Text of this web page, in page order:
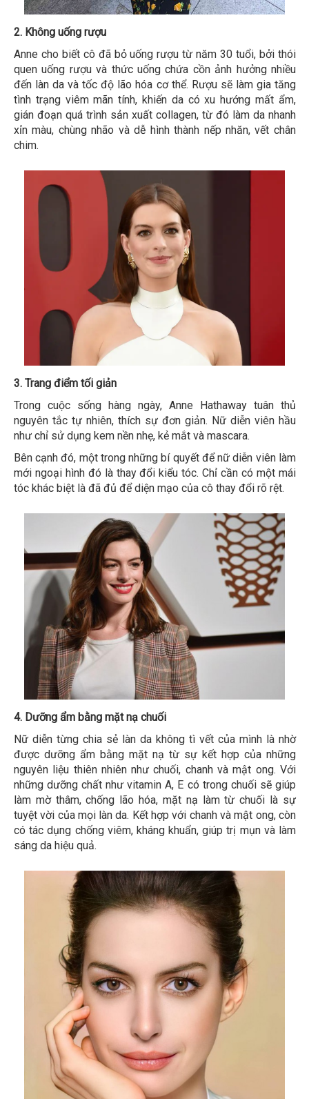
2. Không uống rượu
Anne cho biết cô đã bỏ uống rượu từ năm 30 tuổi, bởi thói
quen uống rượu và thức uống chứa cồn ảnh hưởng nhiều
đến làn da và tốc độ lão hóa cơ thể. Rượu sẽ làm gia tăng
tình trạng viêm mãn tính, khiến da có xu hướng mất ẩm,
gián đoạn quá trình sản xuất collagen, từ đó làm da nhanh
xỉn màu, chùng nhão và dễ hình thành nếp nhăn, vết chân
chim.
3. Trang điểm tối giản
Trong cuộc sống hàng ngày, Anne Hathaway tuân thủ
nguyên tắc tự nhiên, thích sự đơn giản. Nữ diễn viên hầu
như chỉ sử dụng kem nền nhẹ, kẻ mắt và mascara.
Bên cạnh đó, một trong những bí quyết để nữ diễn viên làm
mới ngoại hình đó là thay đổi kiểu tóc. Chỉ cần có một mái
tóc khác biệt là đã đủ để diện mạo của cô thay đổi rõ rệt.
4. Dưỡng ẩm bằng mặt nạ chuối
Nữ diễn từng chia sẻ làn da không tì vết của mình là nhờ
được dưỡng ẩm bằng mặt nạ từ sự kết hợp của những
nguyên liệu thiên nhiên như chuối, chanh và mật ong. Với
những dưỡng chất như vitamin A, E có trong chuối sẽ giúp
làm mờ thâm, chống lão hóa, mặt nạ làm từ chuối là sự
tuyệt vời của mọi làn da. Kết hợp với chanh và mật ong, còn
có tác dụng chống viêm, kháng khuẩn, giúp trị mụn và làm
sáng da hiệu quả.